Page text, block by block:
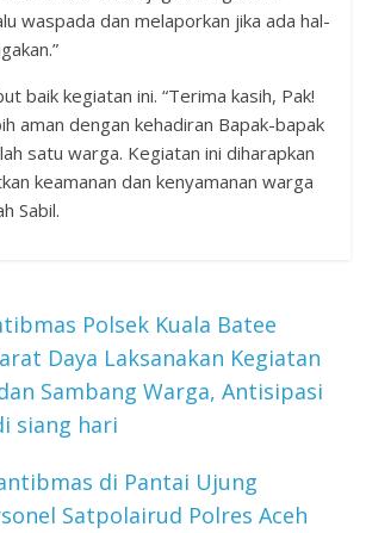
waspada dan melaporkan jika ada hal-
baik kegiatan ini. “Terima kasih, Pak!
aman dengan kehadiran Bapak-bapak
satu warga. Kegiatan ini diharapkan
keamanan dan kenyamanan warga
Sabil.
Polsek Kuala Batee
Daya Laksanakan Kegiatan
Sambang Warga, Antisipasi
siang hari
di Pantai Ujung
Satpolairud Polres Aceh